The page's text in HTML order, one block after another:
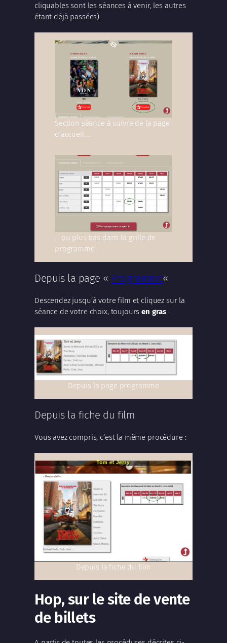
cliquables sont les séances à venir, les autres
étant déjà passées).
Section séance à suivre de la page
d’accueil …
… ou plus bas dans la grille de
programme
Depuis la page « Programme«
Descendez jusqu’à votre film et cliquez sur la
séance de votre choix, toujoursen gras :
Depuis la page programme
Depuis la fiche du film
Vous avez compris, c’est la même procédure :
Depuis la fiche du film
Hop, sur le site de vente
de billets